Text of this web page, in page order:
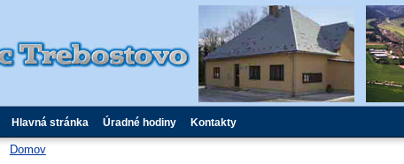
Hlavná stránka Úradné hodiny Kontakty
Domov